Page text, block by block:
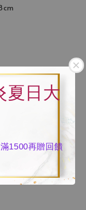
夏日大
1500再贈回饋
坊現貨優惠販售
號